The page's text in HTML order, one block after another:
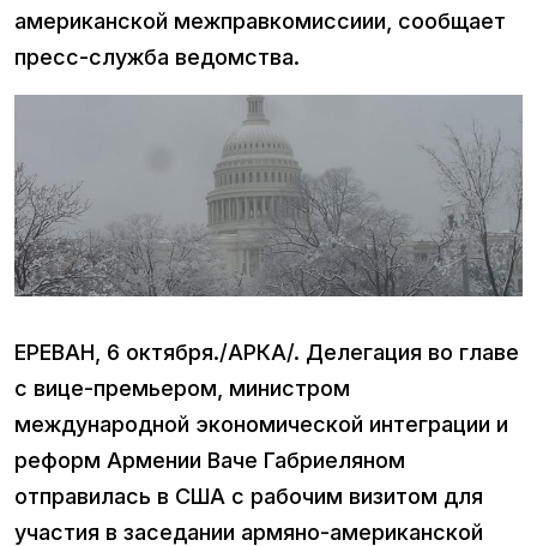
американской межправкомиссиии, сообщает
пресс-служба ведомства.
ЕРЕВАН, 6 октября./АРКА/. Делегация во главе
с вице-премьером, министром
международной экономической интеграции и
реформ Армении Ваче Габриеляном
отправилась в США с рабочим визитом для
участия в заседании армяно-американской